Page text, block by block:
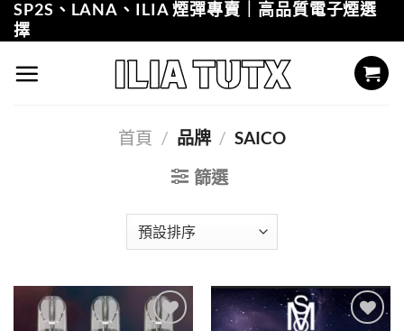
Skip
to
content
SP2S、LANA、ILIA 煙彈專賣｜高品質電子煙選
擇
首頁 / 品牌 / SAICO
篩選